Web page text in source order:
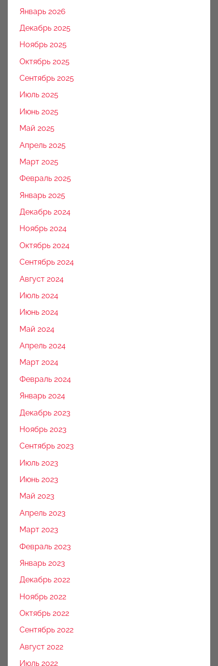
Январь 2026
Декабрь 2025
Ноябрь 2025
Октябрь 2025
Сентябрь 2025
Июль 2025
Июнь 2025
Май 2025
Апрель 2025
Март 2025
Февраль 2025
Январь 2025
Декабрь 2024
Ноябрь 2024
Октябрь 2024
Сентябрь 2024
Август 2024
Июль 2024
Июнь 2024
Май 2024
Апрель 2024
Март 2024
Февраль 2024
Январь 2024
Декабрь 2023
Ноябрь 2023
Сентябрь 2023
Июль 2023
Июнь 2023
Май 2023
Апрель 2023
Март 2023
Февраль 2023
Январь 2023
Декабрь 2022
Ноябрь 2022
Октябрь 2022
Сентябрь 2022
Август 2022
Июль 2022